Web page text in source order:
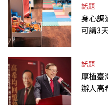
話題
身心調
可請3
話題
厚植
辦人高